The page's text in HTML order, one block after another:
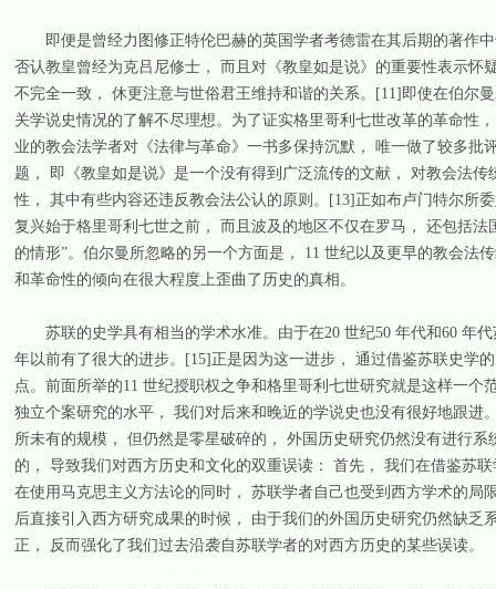
即便是曾经力图修正特伦巴赫的英国学者考德雷在其后期的著作中
否认教皇曾经为克吕尼修士， 而且对《教皇如是说》的重要性表示
不完全一致， 休更注意与世俗君王维持和谐的关系。[11]即使在伯尔
关学说史情况的了解不尽理想。为了证实格里哥利七世改革的革命性
业的教会法学者对《法律与革命》一书多保持沉默， 唯一做了较多
题， 即《教皇如是说》是一个没有得到广泛流传的文献， 对教会法
性， 其中有些内容还违反教会法公认的原则。[13]正如布卢门特尔所
复兴始于格里哥利七世之前， 而且波及的地区不仅在罗马， 还包括
的情形”。伯尔曼所忽略的另一个方面是， 11 世纪以及更早的教会法
和革命性的倾向在很大程度上歪曲了历史的真相。
苏联的史学具有相当的学术水准。由于在20 世纪50 年代和60 年代
年以前有了很大的进步。[15]正是因为这一进步， 通过借鉴苏联史学
点。前面所举的11 世纪授职权之争和格里哥利七世研究就是这样一
独立个案研究的水平， 我们对后来和晚近的学说史也没有很好地跟
所未有的规模， 但仍然是零星破碎的， 外国历史研究仍然没有进行
的， 导致我们对西方历史和文化的双重误读： 首先， 我们在借鉴苏
在使用马克思主义方法论的同时， 苏联学者自己也受到西方学术的
后直接引入西方研究成果的时候， 由于我们的外国历史研究仍然缺
正， 反而强化了我们过去沿袭自苏联学者的对西方历史的某些误读。